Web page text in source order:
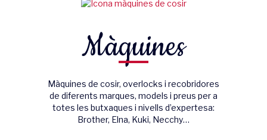
Màquines
Màquines de cosir, overlocks i recobridores
de diferents marques, models i preus per a
totes les butxaques i nivells d’expertesa:
Brother, Elna, Kuki, Necchy…